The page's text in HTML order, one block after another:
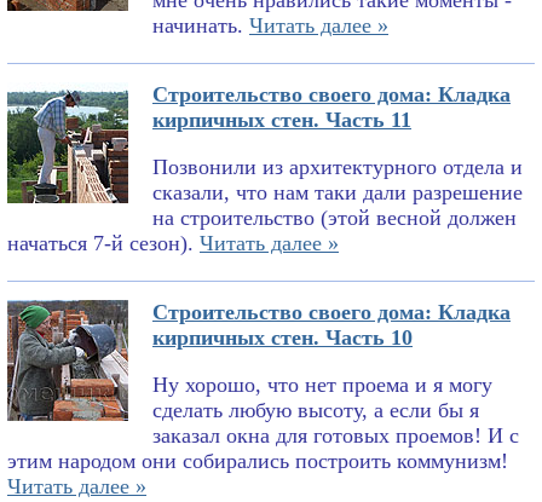
начинать. Читать далее »
Строительство своего дома: Кладка
кирпичных стен. Часть 11
Позвонили из архитектурного отдела и
сказали, что нам таки дали разрешение
на строительство (этой весной должен
начаться 7-й сезон). Читать далее »
Строительство своего дома: Кладка
кирпичных стен. Часть 10
Ну хорошо, что нет проема и я могу
сделать любую высоту, а если бы я
заказал окна для готовых проемов! И с
этим народом они собирались построить коммунизм!
Читать далее »